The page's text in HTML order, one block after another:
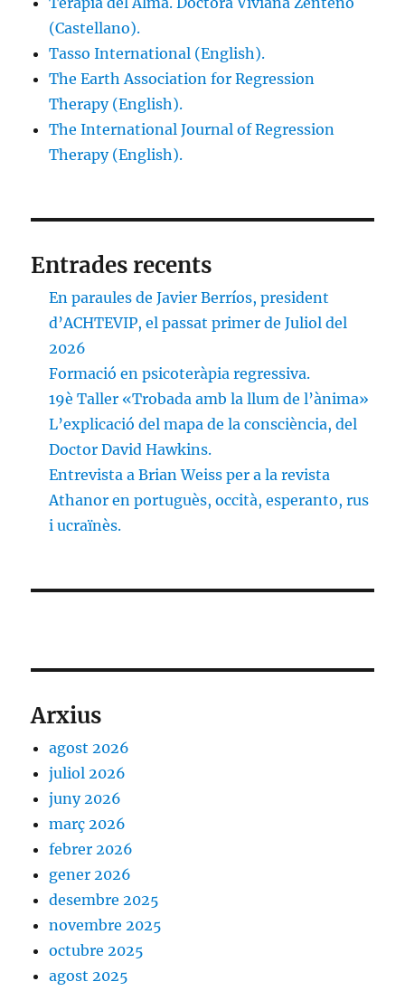
(Castellano).
Tasso International (English).
The Earth Association for Regression
Therapy (English).
The International Journal of Regression
Therapy (English).
Entrades recents
En paraules de Javier Berríos, president
d’ACHTEVIP, el passat primer de Juliol del
2026
Formació en psicoteràpia regressiva.
19è Taller «Trobada amb la llum de l’ànima»
L’explicació del mapa de la consciència, del
Doctor David Hawkins.
Entrevista a Brian Weiss per a la revista
Athanor en portuguès, occità, esperanto, rus
i ucraïnès.
Arxius
agost 2026
juliol 2026
juny 2026
març 2026
febrer 2026
gener 2026
desembre 2025
novembre 2025
octubre 2025
agost 2025